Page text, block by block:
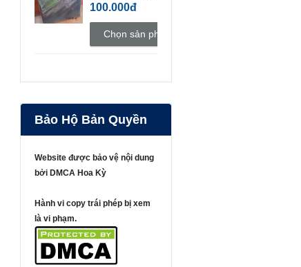
100.000đ
Chọn sản phẩm
Bảo Hộ Bản Quyền
Website được bảo vệ nội dung
bởi DMCA Hoa Kỳ
Hành vi copy trái phép bị xem
là vi phạm.